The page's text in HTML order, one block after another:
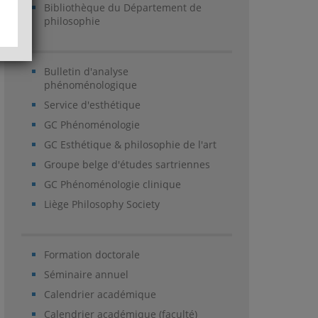
Bibliothèque du Département de
philosophie
Bulletin d'analyse
phénoménologique
Service d'esthétique
GC Phénoménologie
GC Esthétique & philosophie de l'art
Groupe belge d'études sartriennes
GC Phénoménologie clinique
Liège Philosophy Society
Formation doctorale
Séminaire annuel
Calendrier académique
Calendrier académique (faculté)